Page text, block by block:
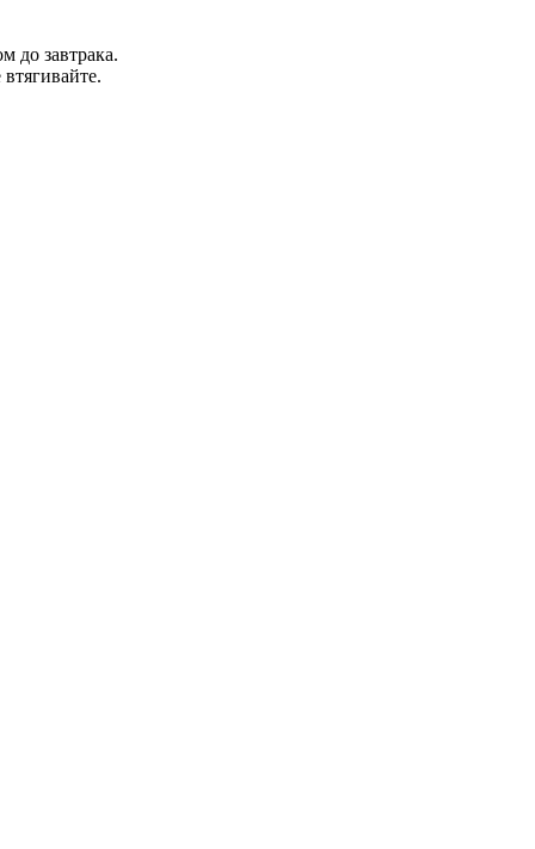
до завтрака.